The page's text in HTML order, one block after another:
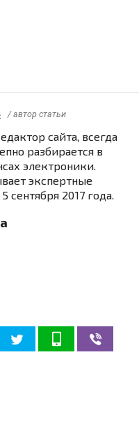
/ автор статьи
сайта, всегда
разбирается в
электроники.
экспертные
сентября 2017 года.